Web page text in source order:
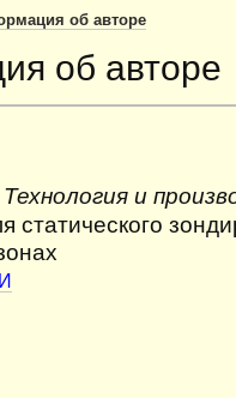
об авторе
об авторе
Технология и
статического